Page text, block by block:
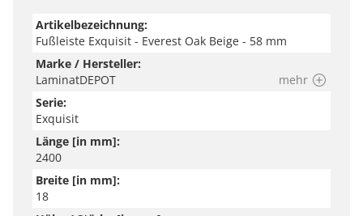
Artikelbezeichnung:
Fußleiste Exquisit - Everest Oak Beige - 58 mm
Marke / Hersteller:
LaminatDEPOT
mehr
Serie:
Exquisit
Länge [in mm]:
2400
Breite [in mm]:
18